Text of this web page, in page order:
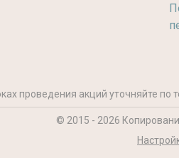
проведения акций уточняйте по
© 2015 - 2026